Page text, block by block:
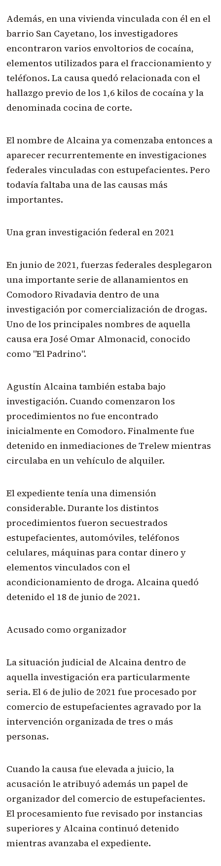
Además, en una vivienda vinculada con él en el
barrio San Cayetano, los investigadores
encontraron varios envoltorios de cocaína,
elementos utilizados para el fraccionamiento y
teléfonos. La causa quedó relacionada con el
hallazgo previo de los 1,6 kilos de cocaína y la
denominada cocina de corte.
El nombre de Alcaina ya comenzaba entonces a
aparecer recurrentemente en investigaciones
federales vinculadas con estupefacientes. Pero
todavía faltaba una de las causas más
importantes.
Una gran investigación federal en 2021
En junio de 2021, fuerzas federales desplegaron
una importante serie de allanamientos en
Comodoro Rivadavia dentro de una
investigación por comercialización de drogas.
Uno de los principales nombres de aquella
causa era José Omar Almonacid, conocido
como "El Padrino".
Agustín Alcaina también estaba bajo
investigación. Cuando comenzaron los
procedimientos no fue encontrado
inicialmente en Comodoro. Finalmente fue
detenido en inmediaciones de Trelew mientras
circulaba en un vehículo de alquiler.
El expediente tenía una dimensión
considerable. Durante los distintos
procedimientos fueron secuestrados
estupefacientes, automóviles, teléfonos
celulares, máquinas para contar dinero y
elementos vinculados con el
acondicionamiento de droga. Alcaina quedó
detenido el 18 de junio de 2021.
Acusado como organizador
La situación judicial de Alcaina dentro de
aquella investigación era particularmente
seria. El 6 de julio de 2021 fue procesado por
comercio de estupefacientes agravado por la
intervención organizada de tres o más
personas.
Cuando la causa fue elevada a juicio, la
acusación le atribuyó además un papel de
organizador del comercio de estupefacientes.
El procesamiento fue revisado por instancias
superiores y Alcaina continuó detenido
mientras avanzaba el expediente.